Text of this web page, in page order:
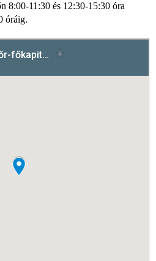
8:00-11:30 és 12:30-15:30 óra
óráig.